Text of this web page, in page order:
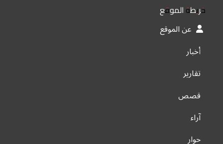
خريطة الموقع
عن الموقع
أخبار
تقارير
قصص
آراء
حوار